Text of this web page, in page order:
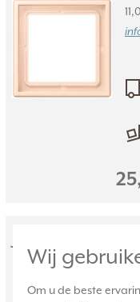
Wij
Om u de beste
Couleurs